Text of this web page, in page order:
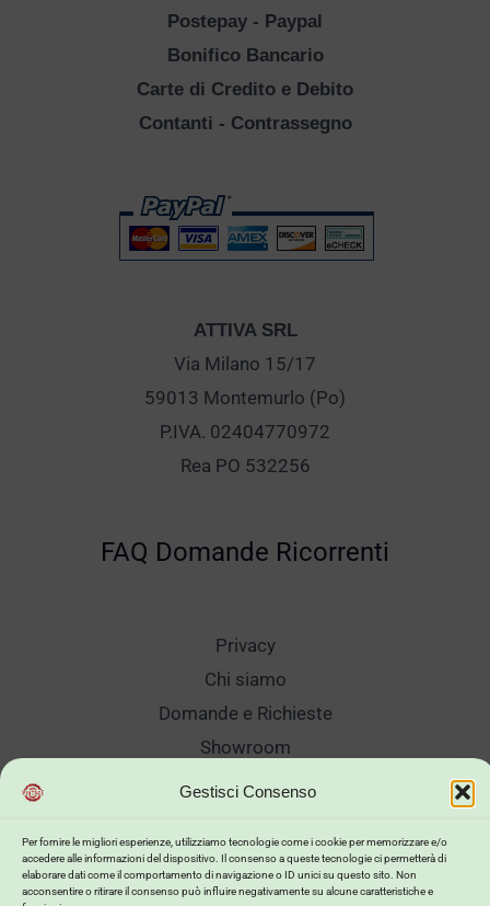
Gestisci Consenso
Per fornire le migliori esperienze, utilizziamo tecnologie come i cookie per memorizzare e/o
accedere alle informazioni del dispositivo. Il consenso a queste tecnologie ci permetterà di
elaborare dati come il comportamento di navigazione o ID unici su questo sito. Non
acconsentire o ritirare il consenso può influire negativamente su alcune caratteristiche e
Postepay - Paypal
Bonifico Bancario
Carte di Credito e Debito
Contanti - Contrassegno
ATTIVA SRL
Via Milano 15/17
59013 Montemurlo (Po)
P.IVA. 02404770972
Rea PO 532256
FAQ Domande Ricorrenti
Privacy
Chi siamo
Domande e Richieste
Showroom
Spedizioni
Reso Cambio Merce
Lavora Con Noi